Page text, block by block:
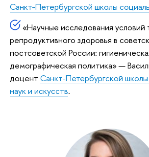
Санкт-Петербургской школы
«Научные исследования условий
репродуктивного здоровья в
постсоветской России:
демографическая политика» —
доцент Санкт-Петербургской
наук и искусств.